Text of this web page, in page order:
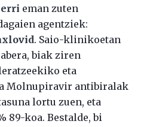
eman zuten
agentziek:
. Saio-klinikoetan
biak ziren
eta
Molnupiravir antibiralak
lortu zuen, eta
89-koa. Bestalde, bi